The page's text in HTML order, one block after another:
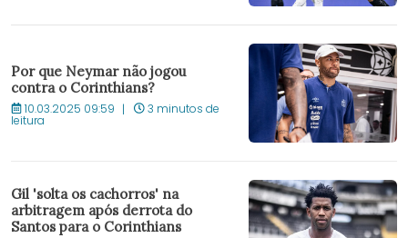
Por que Neymar não jogou
contra o Corinthians?
10.03.2025 09:59 3 minutos de
leitura
Gil 'solta os cachorros' na
arbitragem após derrota do
Santos para o Corinthians